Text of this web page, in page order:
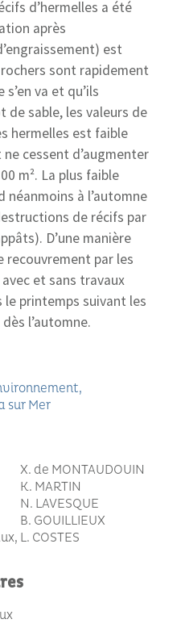
d’hermelles a été
après
est
sont rapidement
va et qu’ils
de sable, les valeurs de
hermelles est faible
cessent d’augmenter
m². La plus faible
néanmoins à l’automne
de récifs par
D’une manière
recouvrement par les
et sans travaux
le printemps suivant les
l’automne.
sur Mer
X. de MONTAUDOUIN
K. MARTIN
N. LAVESQUE
B. GOUILLIEUX
L. COSTES